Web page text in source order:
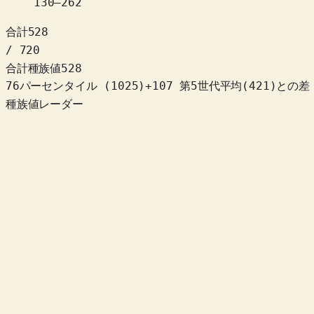
合計528
/ 720
合計種族値528
76パーセンタイル
( 1025)+107 第5世代平均(421)との差
種族値レーダー